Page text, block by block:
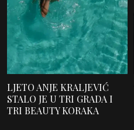
LJETO ANJE KRALJEVIĆ
STALO JE U TRI GRADA I
TRI BEAUTY KORAKA